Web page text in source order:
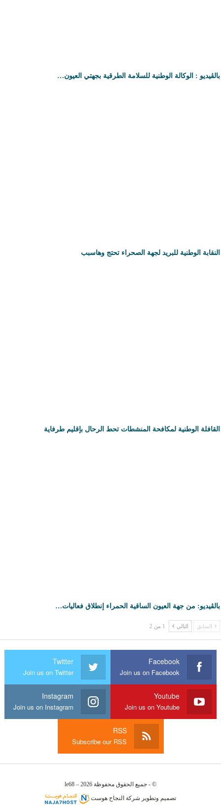
بالڤيديو : الوكالة الوطنية للسلامة الطرقية بجهتي العيون…
النقابة الوطنية للبريد لجهة الصحراء تحتج وهاسبب
القافلة الوطنية لمكافحة المنشطات تحط الرحال بإقليم طرفاية
بالڤيديو: من جهة العيون الساقية الحمراء إنطلاق فعاليات…
السابق التالي 1 من 2
Facebook
Join us on Facebook
Twitter
Join us on Twitter
Youtube
Join us on Youtube
Instagram
Join us on Instagram
RSS
Subscribe our RSS
© - جميع الحقوق محفوظة le68 – 2026
تصميم وتطوير شركة النجاح هوست